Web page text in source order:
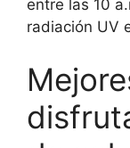
entre las 10
radiación UV